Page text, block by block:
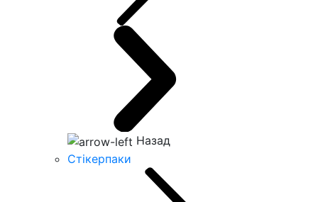
Назад
Стікерпаки